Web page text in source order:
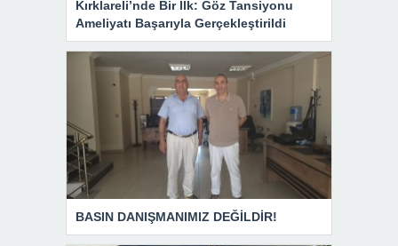
Kırklareli’nde Bir İlk: Göz Tansiyonu
Ameliyatı Başarıyla Gerçekleştirildi
BASIN DANIŞMANIMIZ DEĞİLDİR!